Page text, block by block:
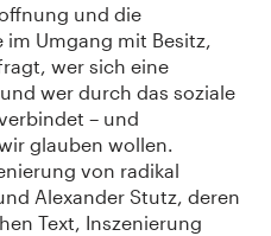
und die
Umgang mit Besitz,
wer sich eine
wer durch das soziale
– und
glauben wollen.
von radikal
Alexander Stutz, deren
Text, Inszenierung